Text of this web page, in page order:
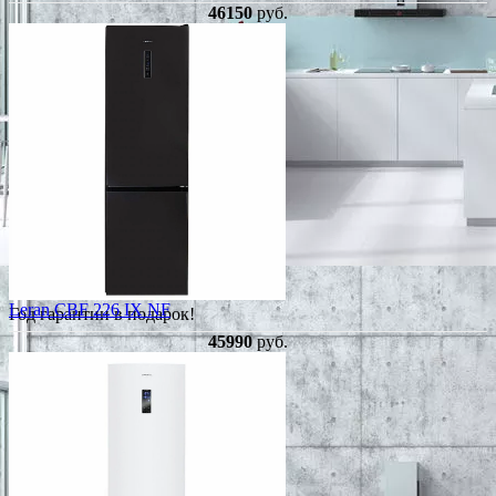
46150 руб.
Год гарантии в подарок!
Leran CBF 226 IX NF
45990руб.